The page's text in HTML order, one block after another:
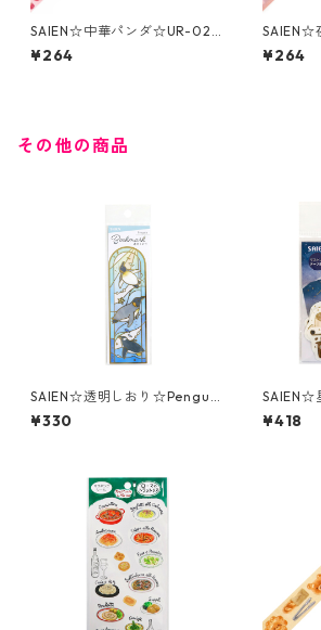
SAIEN☆中華パンダ☆UR-028
8☆マスキングテープ
¥264
SAIEN☆
スキング
¥264
その他の商品
SAIEN☆透明しおり☆Penguin
☆D-1003
¥330
SAIEN☆
ee☆フ
8
¥418